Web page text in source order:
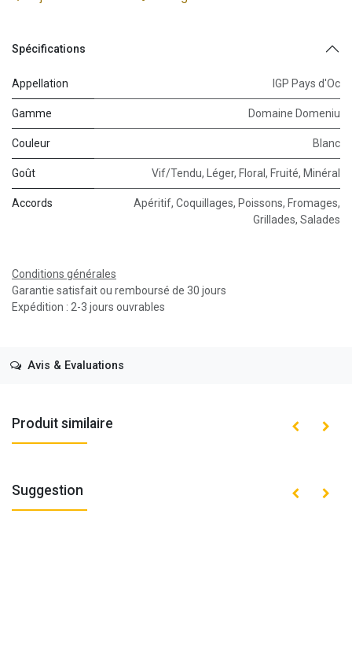
Spécifications
Appellation IGP Pays d'Oc
Gamme Domaine Domeniu
Couleur Blanc
Goût Vif/Tendu, Léger, Floral, Fruité, Minéral
Accords Apéritif, Coquillages, Poissons, Fromages,
Grillades, Salades
Conditions générales
Garantie satisfait ou remboursé de 30 jours
Expédition : 2-3 jours ouvrables
Avis & Evaluations
Produit similaire
Suggestion